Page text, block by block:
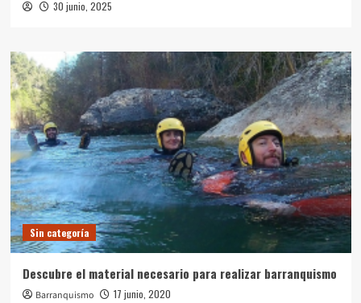
30 junio, 2025
Sin categoría
Descubre el material necesario para realizar barranquismo
Barranquismo 17 junio, 2020